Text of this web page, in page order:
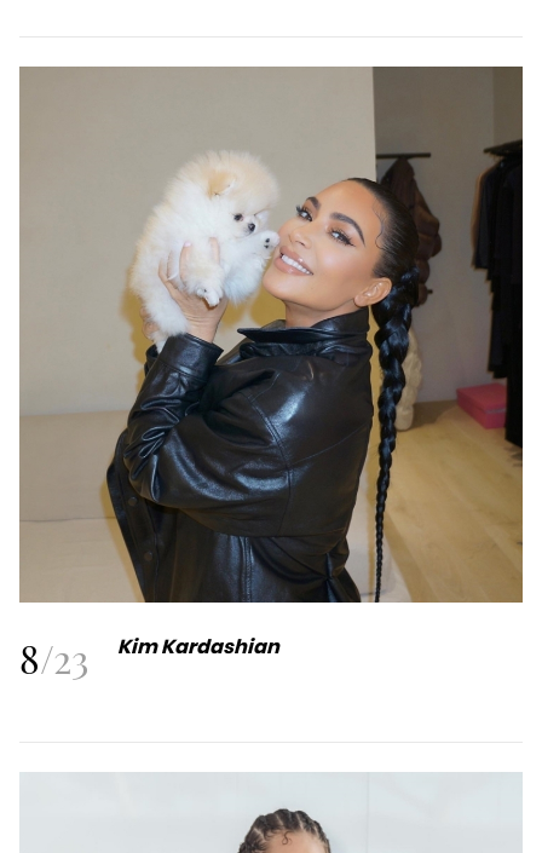
8/23 Kim Kardashian